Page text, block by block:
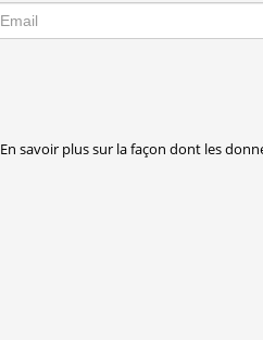
En savoir plus sur la façon dont les